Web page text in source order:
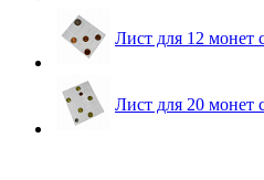
Лист для 12 монет
Лист для 20 монет